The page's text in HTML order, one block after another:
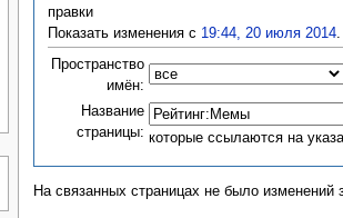
правки
Показать изменения с 19:44, 20 июля 2014
Пространство
имён:
Название
страницы: которые ссылаются на
На связанных страницах не было изменений